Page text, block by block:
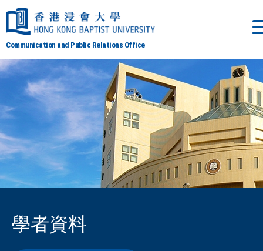
Communication and Public Relations Office
學者資料